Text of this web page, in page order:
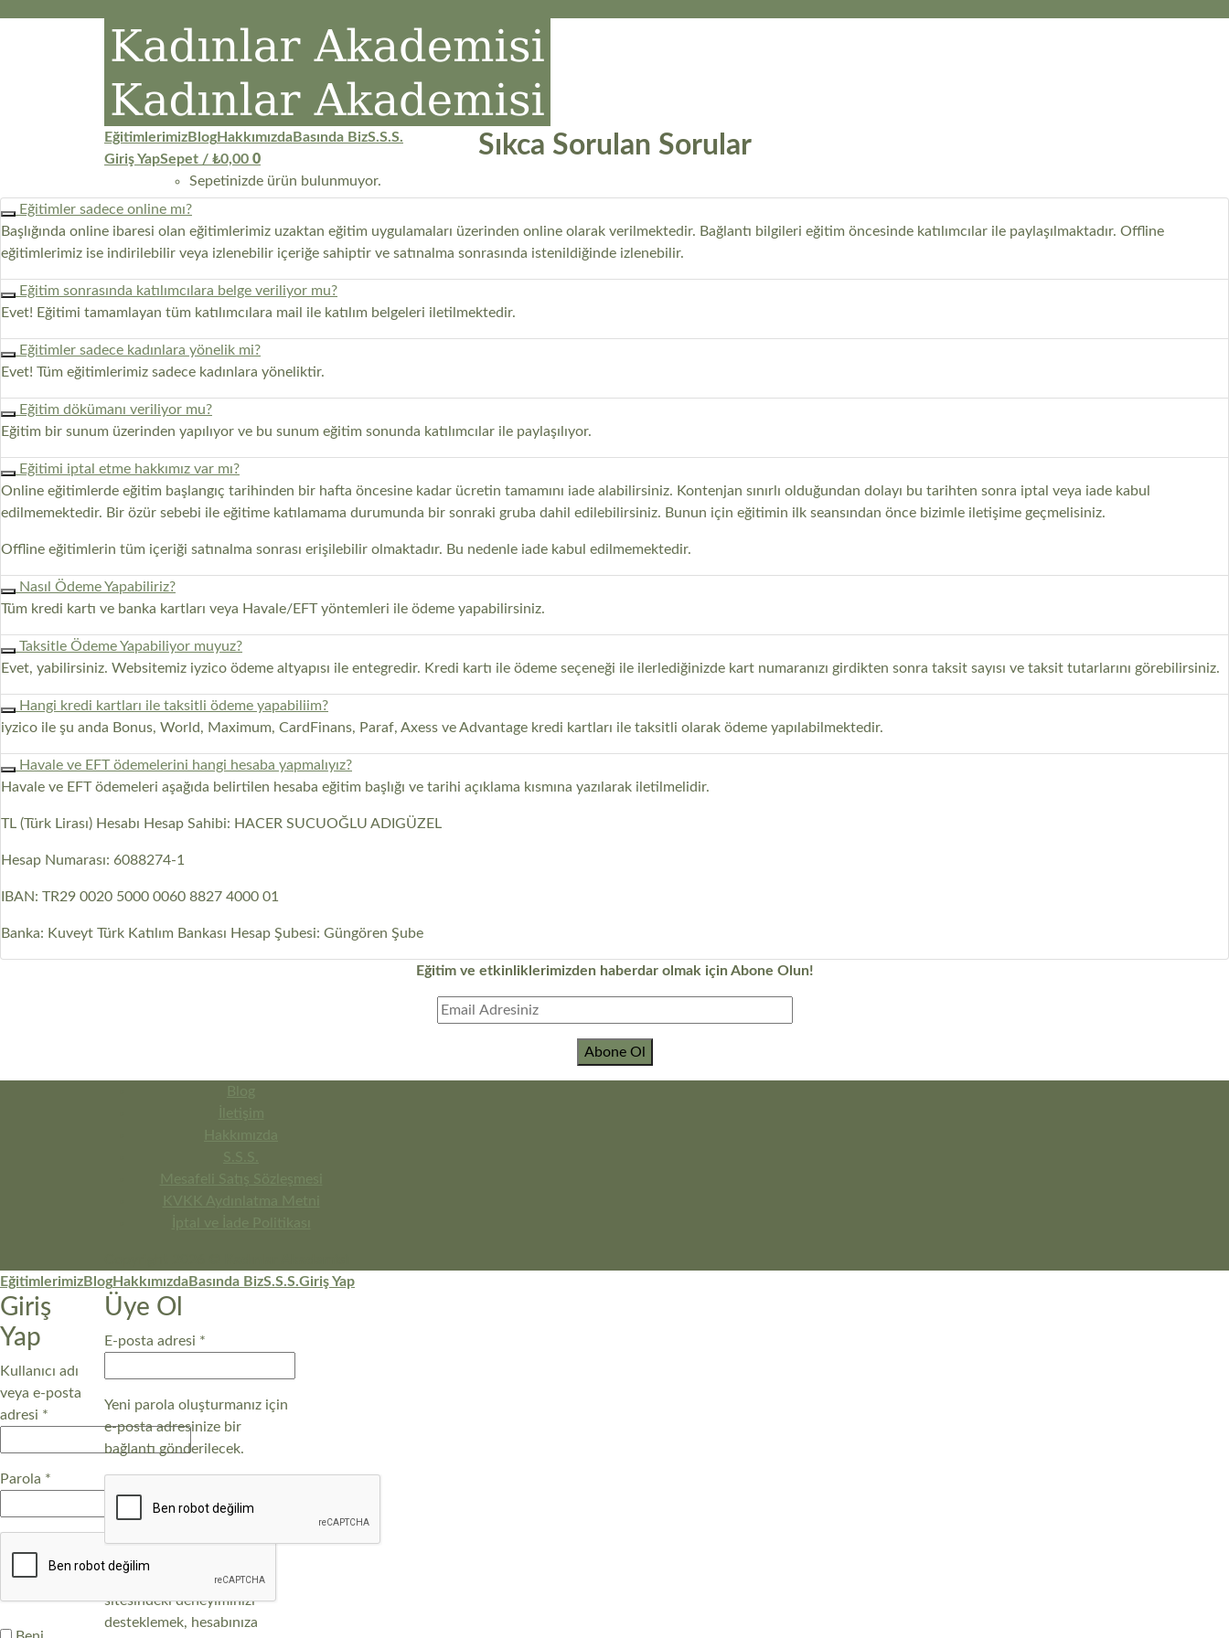
EğitimlerimizBlogHakkımızdaBasında BizS.S.S.
Giriş YapSepet / ₺0,00 0
Sepetinizde ürün bulunmuyor.
0
Sepet
Sıkca Sorulan Sorular
Eğitimler sadece online mı?
Başlığında online ibaresi olan eğitimlerimiz uzaktan eğitim uygulamaları üzerinden online olarak verilmektedir. Bağlantı bilgileri eğitim öncesinde katılımcılar ile paylaşılmaktadır. Offline
eğitimlerimiz ise indirilebilir veya izlenebilir içeriğe sahiptir ve satınalma sonrasında istenildiğinde izlenebilir.
Eğitim sonrasında katılımcılara belge veriliyor mu?
Evet! Eğitimi tamamlayan tüm katılımcılara mail ile katılım belgeleri iletilmektedir.
Eğitimler sadece kadınlara yönelik mi?
Evet! Tüm eğitimlerimiz sadece kadınlara yöneliktir.
Eğitim dökümanı veriliyor mu?
Eğitim bir sunum üzerinden yapılıyor ve bu sunum eğitim sonunda katılımcılar ile paylaşılıyor.
Eğitimi iptal etme hakkımız var mı?
Online eğitimlerde eğitim başlangıç tarihinden bir hafta öncesine kadar ücretin tamamını iade alabilirsiniz. Kontenjan sınırlı olduğundan dolayı bu tarihten sonra iptal veya iade kabul
edilmemektedir. Bir özür sebebi ile eğitime katılamama durumunda bir sonraki gruba dahil edilebilirsiniz. Bunun için eğitimin ilk seansından önce bizimle iletişime geçmelisiniz.
Offline eğitimlerin tüm içeriği satınalma sonrası erişilebilir olmaktadır. Bu nedenle iade kabul edilmemektedir.
Nasıl Ödeme Yapabiliriz?
Tüm kredi kartı ve banka kartları veya Havale/EFT yöntemleri ile ödeme yapabilirsiniz.
Taksitle Ödeme Yapabiliyor muyuz?
Evet, yabilirsiniz. Websitemiz iyzico ödeme altyapısı ile entegredir. Kredi kartı ile ödeme seçeneği ile ilerlediğinizde kart numaranızı girdikten sonra taksit sayısı ve taksit tutarlarını görebilirsiniz.
Hangi kredi kartları ile taksitli ödeme yapabiliim?
iyzico ile şu anda Bonus, World, Maximum, CardFinans, Paraf, Axess ve Advantage kredi kartları ile taksitli olarak ödeme yapılabilmektedir.
Havale ve EFT ödemelerini hangi hesaba yapmalıyız?
Havale ve EFT ödemeleri aşağıda belirtilen hesaba eğitim başlığı ve tarihi açıklama kısmına yazılarak iletilmelidir.
TL (Türk Lirası) Hesabı Hesap Sahibi: HACER SUCUOĞLU ADIGÜZEL
Hesap Numarası: 6088274-1
IBAN: TR29 0020 5000 0060 8827 4000 01
Banka: Kuveyt Türk Katılım Bankası Hesap Şubesi: Güngören Şube
Eğitim ve etkinliklerimizden haberdar olmak için Abone Olun!
EğitimlerimizBlogHakkımızdaBasında BizS.S.S.Giriş Yap
Giriş
Yap
Kullanıcı adı
veya e-posta
adresi *
Parola *
Üye Ol
E-posta adresi *
Yeni parola oluşturmanız için
e-posta adresinize bir
bağlantı gönderilecek.
Kişisel verileriniz, bu web
sitesindeki deneyiminizi
desteklemek, hesabınıza